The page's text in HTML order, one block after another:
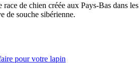
de chien créée aux Pays-Bas dans
de souche sibérienne.
pour votre lapin